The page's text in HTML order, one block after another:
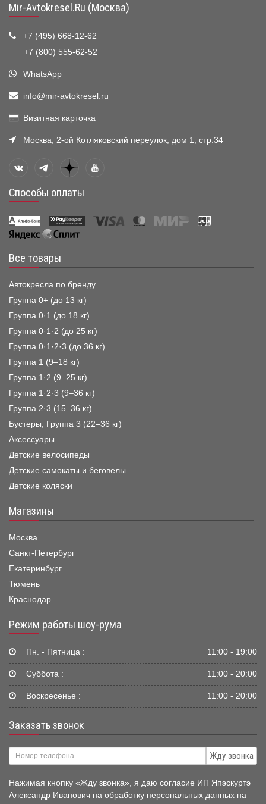
Mir-Avtokresel.Ru (Москва)
+7 (495) 668-12-62
+7 (800) 555-62-52
WhatsApp
info@mir-avtokresel.ru
Визитная карточка
Москва, 2-ой Котляковский переулок, дом 1, стр.34
Способы оплаты
Все товары
Автокресла по бренду
Группа 0+ (до 13 кг)
Группа 0·1 (до 18 кг)
Группа 0·1·2 (до 25 кг)
Группа 0·1·2·3 (до 36 кг)
Группа 1 (9–18 кг)
Группа 1·2 (9–25 кг)
Группа 1·2·3 (9–36 кг)
Группа 2·3 (15–36 кг)
Бустеры, Группа 3 (22–36 кг)
Аксессуары
Детские велосипеды
Детские самокаты и беговелы
Детские коляски
Магазины
Москва
Санкт-Петербург
Екатеринбург
Тюмень
Краснодар
Режим работы шоу-рума
Пн. - Пятница : 11:00 - 19:00
Суббота : 11:00 - 20:00
Воскресенье : 11:00 - 20:00
Заказать звонок
Жду звонка
Нажимая кнопку «Жду звонка», я даю согласие ИП Япэскуртэ
Александр Иванович на обработку персональных данных на